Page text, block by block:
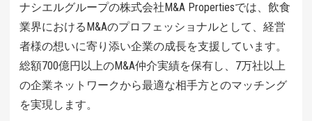
ナシエルグループの株式会社M&A Propertiesでは、飲食
業界におけるM&Aのプロフェッショナルとして、経営
者様の想いに寄り添い企業の成長を支援しています。
総額700億円以上のM&A仲介実績を保有し、7万社以上
の企業ネットワークから最適な相手方とのマッチング
を実現します。